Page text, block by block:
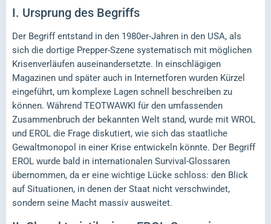
I. Ursprung des Begriffs
Der Begriff entstand in den 1980er-Jahren in den USA, als
sich die dortige Prepper-Szene systematisch mit möglichen
Krisenverläufen auseinandersetzte. In einschlägigen
Magazinen und später auch in Internetforen wurden Kürzel
eingeführt, um komplexe Lagen schnell beschreiben zu
können. Während TEOTWAWKI für den umfassenden
Zusammenbruch der bekannten Welt stand, wurde mit WROL
und EROL die Frage diskutiert, wie sich das staatliche
Gewaltmonopol in einer Krise entwickeln könnte. Der Begriff
EROL wurde bald in internationalen Survival-Glossaren
übernommen, da er eine wichtige Lücke schloss: den Blick
auf Situationen, in denen der Staat nicht verschwindet,
sondern seine Macht massiv ausweitet.